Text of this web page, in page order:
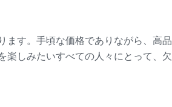
ます。手頃な価格でありながら、高品
楽しみたいすべての人々にとって、欠